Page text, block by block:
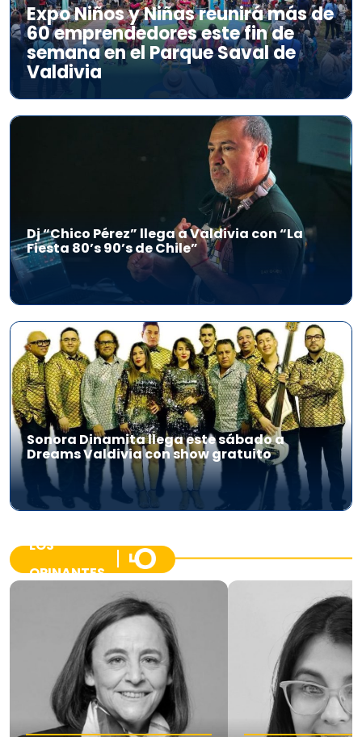
Expo Niños y Niñas reunirá más de
60 emprendedores este fin de
semana en el Parque Saval de
Valdivia
Dj “Chico Pérez” llega a Valdivia con “La
Fiesta 80’s 90’s de Chile”
Sonora Dinamita llega este sábado a
Dreams Valdivia con show gratuito
LOS
OPINANTES